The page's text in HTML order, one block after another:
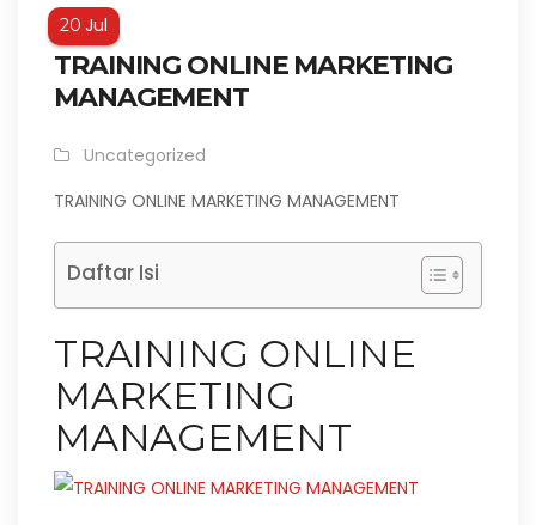
20Jul
TRAINING ONLINE MARKETING
MANAGEMENT
Uncategorized
TRAINING ONLINE MARKETING MANAGEMENT
Daftar Isi
TRAINING ONLINE
MARKETING
MANAGEMENT